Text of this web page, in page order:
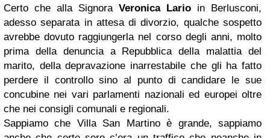
Certo che alla Signora Veronica Lario in Berlusconi,
adesso separata in attesa di divorzio, qualche sospetto
avrebbe dovuto raggiungerla nel corso degli anni, molto
prima della denuncia a Repubblica della malattia del
marito, della depravazione inarrestabile che gli ha fatto
perdere il controllo sino al punto di candidare le sue
concubine nei vari parlamenti nazionali ed europei oltre
che nei consigli comunali e regionali.
Sappiamo che Villa San Martino è grande, sappiamo